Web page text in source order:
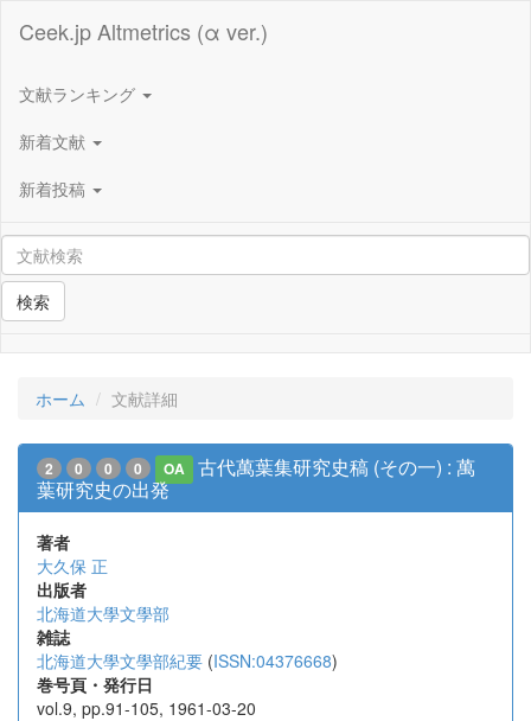
Ceek.jp Altmetrics (α ver.)
文献ランキング
新着文献
新着投稿
検索
ホーム 文献詳細
2 0 0 0 OA
古代萬葉集研究史稿 (その一) : 萬
葉研究史の出発
著者
大久保 正
出版者
北海道大學文學部
雑誌
北海道大學文學部紀要 (ISSN:04376668)
巻号頁・発行日
vol.9, pp.91-105, 1961-03-20